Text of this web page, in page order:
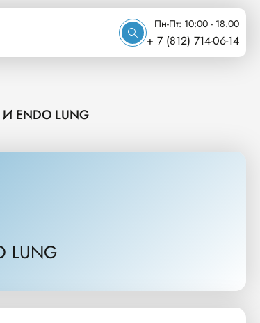
Пн-Пт: 10:00 - 18.00
+ 7 (812) 714-06-14
ENDO LUNG